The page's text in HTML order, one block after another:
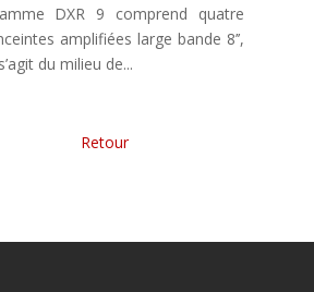
DXR 9 comprend quatre
amplifiées large bande 8’’,
s’agit du milieu de...
Entrées suivantes »